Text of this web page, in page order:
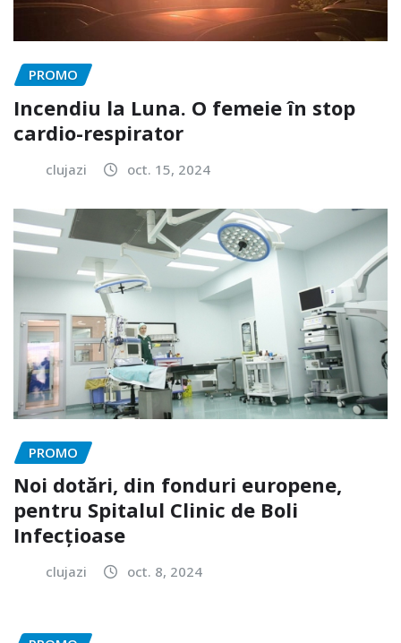
PROMO
Incendiu la Luna. O femeie în stop
cardio-respirator
clujazi oct. 15, 2024
PROMO
Noi dotări, din fonduri europene,
pentru Spitalul Clinic de Boli
Infecțioase
clujazi oct. 8, 2024